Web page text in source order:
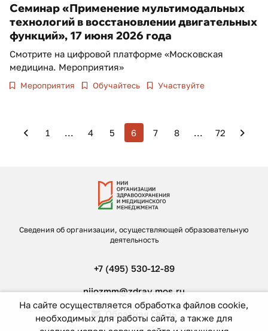
Cеминар «Применение мультимодальных
технологий в восстановлении двигательных
функций», 17 июня 2026 года
Смотрите на цифровой платформе «Московская
медицина. Мероприятия»
Мероприятия Обучайтесь Участвуйте
1 ... 4 5 6 7 8 ... 72
Сведения об организации, осуществляющей образовательную
деятельность
+7 (495) 530-12-89
niiozmm@zdrav.mos.ru
Обратная связь
На сайте осуществляется обработка файлов cookie,
необходимых для работы сайта, а также для